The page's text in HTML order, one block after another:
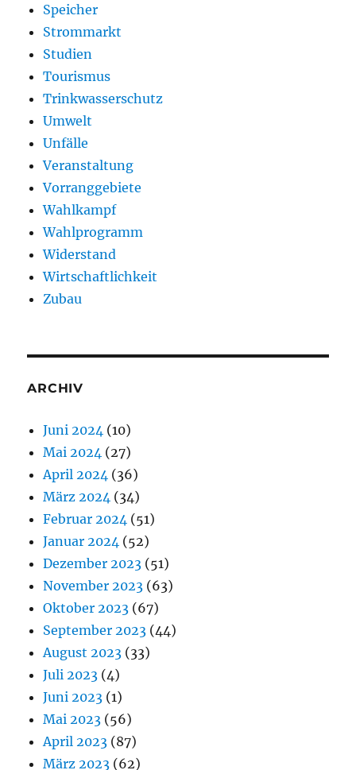
Speicher
Strommarkt
Studien
Tourismus
Trinkwasserschutz
Umwelt
Unfälle
Veranstaltung
Vorranggebiete
Wahlkampf
Wahlprogramm
Widerstand
Wirtschaftlichkeit
Zubau
ARCHIV
Juni 2024 (10)
Mai 2024 (27)
April 2024 (36)
März 2024 (34)
Februar 2024 (51)
Januar 2024 (52)
Dezember 2023 (51)
November 2023 (63)
Oktober 2023 (67)
September 2023 (44)
August 2023 (33)
Juli 2023 (4)
Juni 2023 (1)
Mai 2023 (56)
April 2023 (87)
März 2023 (62)